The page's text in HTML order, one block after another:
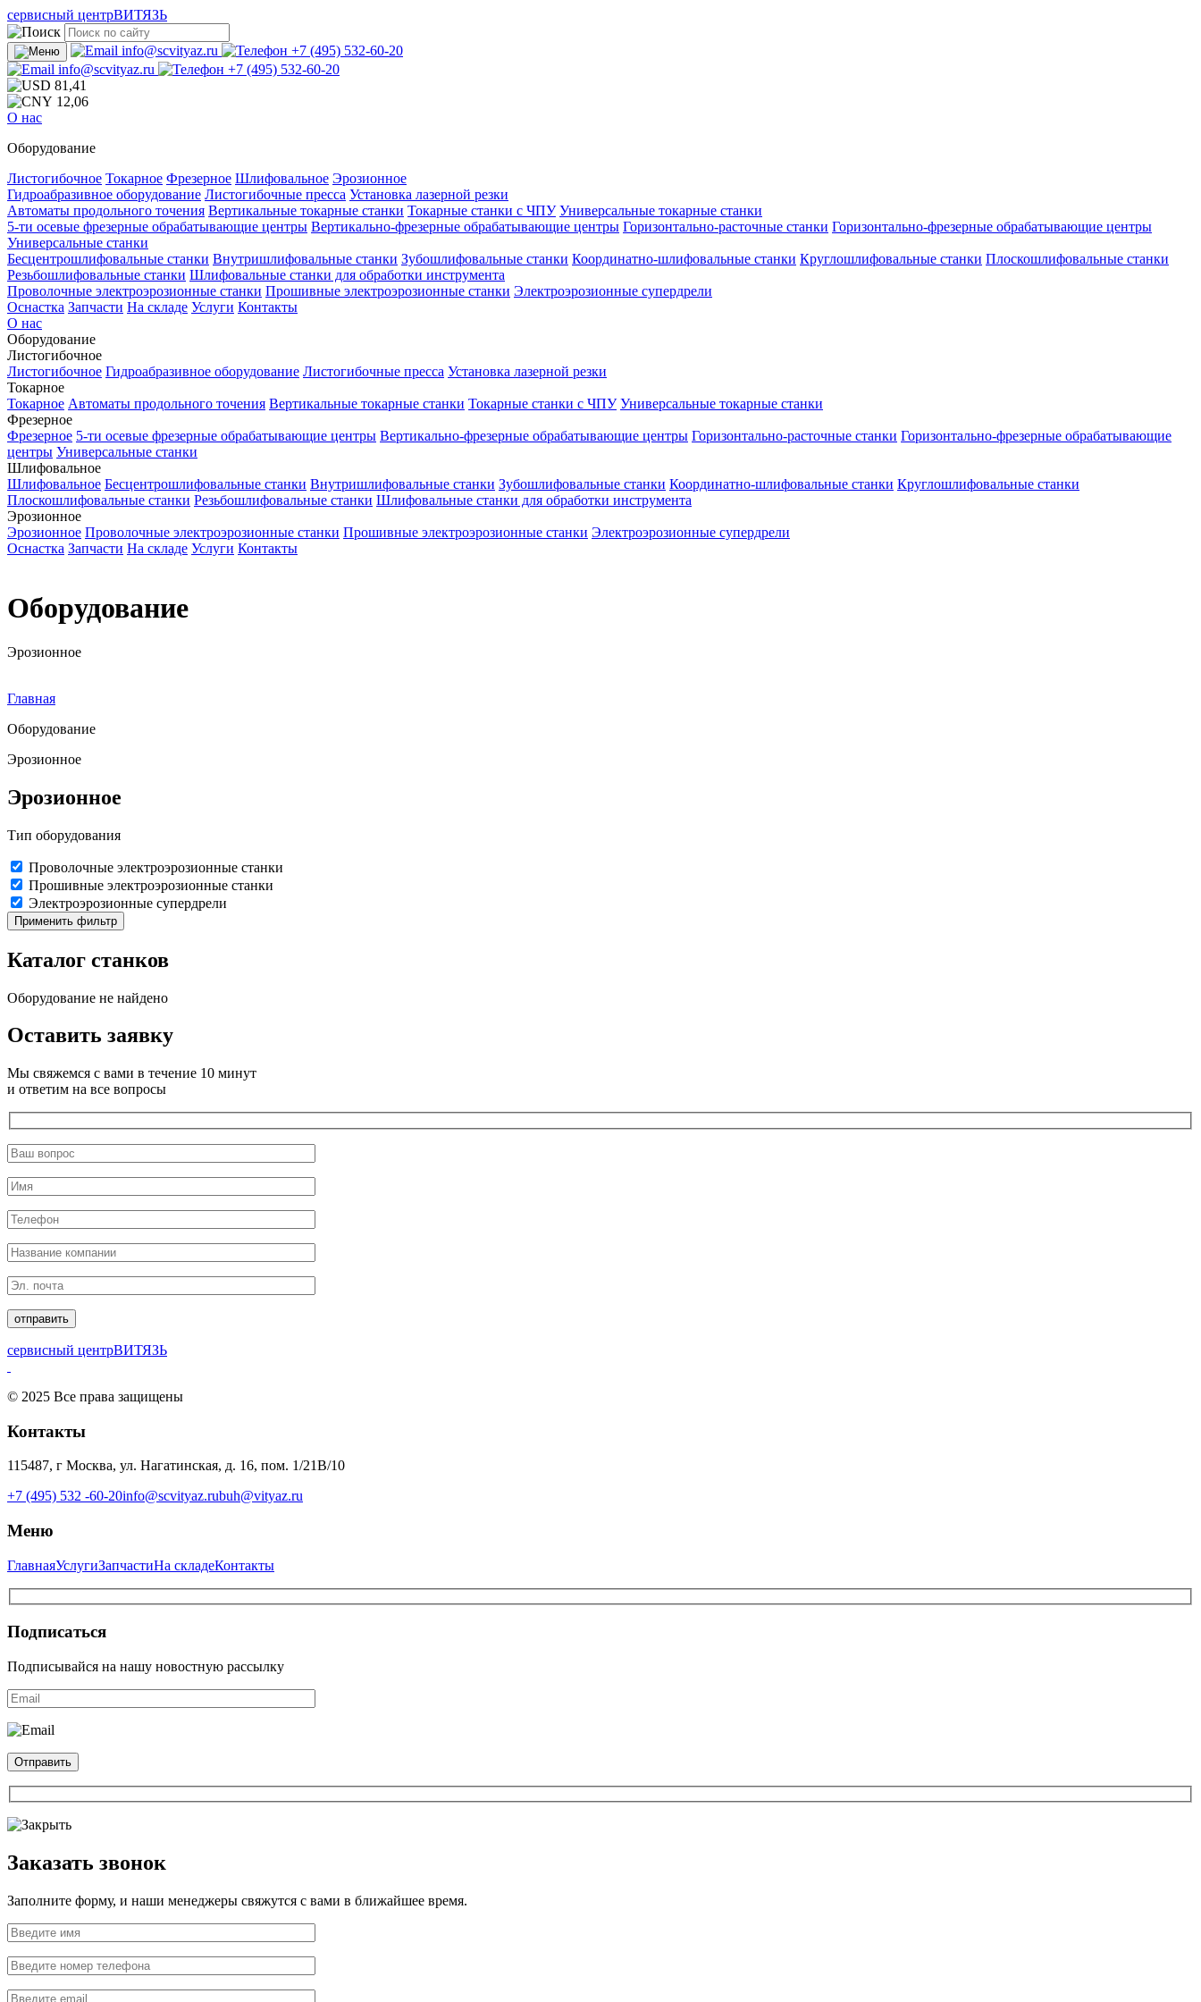
сервисный центрВИТЯЗЬ
info@scvityaz.ru
+7 (495) 532-60-20
info@scvityaz.ru
+7 (495) 532-60-20
81,41
12,06
О нас
Оборудование
Листогибочное Токарное Фрезерное Шлифовальное Эрозионное
Гидроабразивное оборудование Листогибочные пресса Установка лазерной резки
Автоматы продольного точения Вертикальные токарные станки Токарные станки с ЧПУ Универсальные токарные станки
5-ти осевые фрезерные обрабатывающие центры Вертикально-фрезерные обрабатывающие центры Горизонтально-расточные станки Горизонтально-фрезерные обрабатывающие центры
Универсальные станки
Бесцентрошлифовальные станки Внутришлифовальные станки Зубошлифовальные станки Координатно-шлифовальные станки Круглошлифовальные станки Плоскошлифовальные станки
Резьбошлифовальные станки Шлифовальные станки для обработки инструмента
Проволочные электроэрозионные станки Прошивные электроэрозионные станки Электроэрозионные супердрели
Оснастка Запчасти На складе Услуги Контакты
О нас
Оборудование
Листогибочное
Листогибочное Гидроабразивное оборудование Листогибочные пресса Установка лазерной резки
Токарное
Токарное Автоматы продольного точения Вертикальные токарные станки Токарные станки с ЧПУ Универсальные токарные станки
Фрезерное
Фрезерное 5-ти осевые фрезерные обрабатывающие центры Вертикально-фрезерные обрабатывающие центры Горизонтально-расточные станки Горизонтально-фрезерные обрабатывающие
центры Универсальные станки
Шлифовальное
Шлифовальное Бесцентрошлифовальные станки Внутришлифовальные станки Зубошлифовальные станки Координатно-шлифовальные станки Круглошлифовальные станки
Плоскошлифовальные станки Резьбошлифовальные станки Шлифовальные станки для обработки инструмента
Эрозионное
Эрозионное Проволочные электроэрозионные станки Прошивные электроэрозионные станки Электроэрозионные супердрели
Оснастка Запчасти На складе Услуги Контакты
Оборудование
Эрозионное
Главная
Оборудование
Эрозионное
Эрозионное
Тип оборудования
Проволочные электроэрозионные станки
Прошивные электроэрозионные станки
Электроэрозионные супердрели
Применить фильтр
Каталог станков
Оборудование не найдено
Оставить заявку
Мы свяжемся с вами в течение 10 минут
и ответим на все вопросы
сервисный центрВИТЯЗЬ
© 2025 Все права защищены
Контакты
115487, г Москва, ул. Нагатинская, д. 16, пом. 1/21В/10
+7 (495) 532 -60-20info@scvityaz.rubuh@vityaz.ru
Меню
ГлавнаяУслугиЗапчастиНа складеКонтакты
Подписаться
Подписывайся на нашу новостную рассылку
Заказать звонок
Заполните форму, и наши менеджеры свяжутся с вами в ближайшее время.